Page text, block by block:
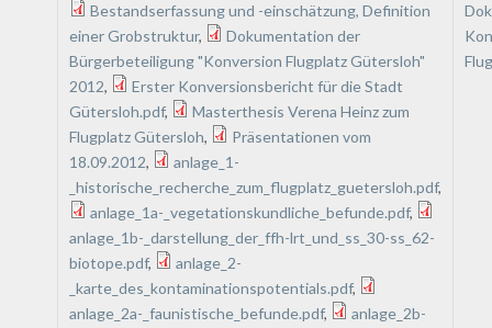
Bestandserfassung und -einschätzung, Definition
einer Grobstruktur,
Dokumentation der
Bürgerbeteiligung "Konversion Flugplatz Gütersloh"
2012,
Erster Konversionsbericht für die Stadt
Gütersloh.pdf,
Masterthesis Verena Heinz zum
Flugplatz Gütersloh,
Präsentationen vom
18.09.2012,
anlage_1-
_historische_recherche_zum_flugplatz_guetersloh.pdf,
anlage_1a-_vegetationskundliche_befunde.pdf,
anlage_1b-_darstellung_der_ffh-lrt_und_ss_30-ss_62-
biotope.pdf,
anlage_2-
_karte_des_kontaminationspotentials.pdf,
anlage_2a-_faunistische_befunde.pdf,
anlage_2b-